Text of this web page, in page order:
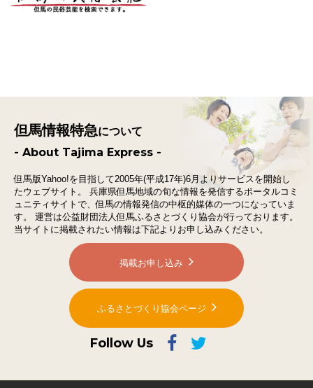
但馬情報特急について
- About Tajima Express -
但馬版Yahoo!を目指して2005年(平成17年)6月よりサービスを開始し
たウェブサイト。
兵庫県但馬地域の旬な情報を発信するポータルコミ
ュニティサイトで、但馬の情報発信の中枢的媒体の一つになっていま
す。
運営は公益財団法人但馬ふるさとづくり協会が行っております。
当サイトに掲載されたい情報は下記よりお申し込みください。
掲載お申し込み
ふるさとづくり協会ページ
Follow Us